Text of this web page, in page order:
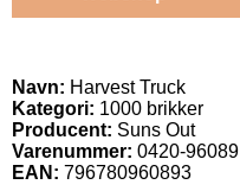
Navn: Harvest Truck
Kategori: 1000 brikker
Producent: Suns Out
Varenummer: 0420-96089
EAN: 796780960893